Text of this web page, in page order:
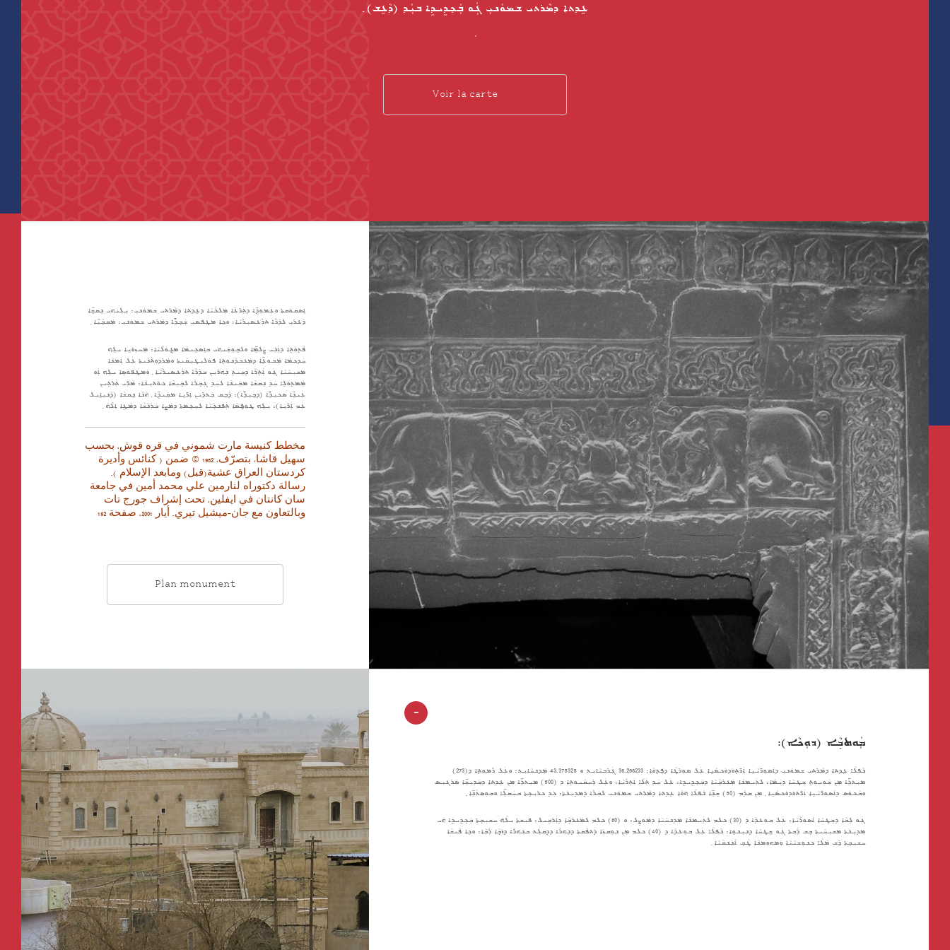
ܥܹܕܬܐ ܕܡܵܪܬܝ ܫܡܘܿܢܝܼ ܓܲܘ ܒܲܟ݂ܕܹܝܕܹܐ ܒܝܲܕ (ܕܵܥܹܫ) ݂
Voir la carte
ܐܸܣܩܘܿܩܬܐ ܘܥܲܡܘܼܕܹ̈ܐ ܕܬܲܪܥܵܐ ܡܲܠܟܵܝܵܐ ܕܥܹܕܬܐ ܕܡܵܪܬܝ ܫܡܘܿܢܝܼ: ܝܼܠܲܝܗܝ ܢܸܩܫܹ̈ܐ
ܕܵܥܪܝܼ ܠܕܵܪܵܐ ܬܪܲܥܣܝܼܪܵܝܵܐ: ܘܟܹܐ ܡܛܲܦܣܝܼ ܫܲܒ݂ܪܹ̈ܐ ܕܡܵܪܬܝ ܫܡܘܿܢܝܼ: ܡܲܩܒ݂ܵܝܹ̈ܐ ݂
ܦܵܬ݂ܘܵܬ݂ܐ ܕܐܲܢܲܝ ܨܲܠܡܹ̈ܐ ܘܠܒ݂ܘܼܫܲܝܗܝ ܒܐܸܣܟܹܝܡܵܐ ܡܓ݂ܘܿܠܵܝܵܐ: ܡܲܚܙܘܿܝܹܐ ܝܠܹܗ
ܚܲܕܟܡܵܐ ܡܲܒܘܼܥܹ̈ܐ ܕܡܲܥܒܕܵܢܘܼܬ݂ܐ ܦܘܿܠܝܼܛܝܼܩܵܝܬܐ ܘܡܲܪܕܘܼܬܵܢܵܝܬܐ ܥܲܠ ܐܲܡܢܵܐ
ܡܫܝܼܚܵܝܵܐ ܓܲܘ ܐܲܬ݂ܪܵܐ ܕܒܹܝܬ݂ ܢܲܗܪ̈ܝܼܢ ܒܕܵܪܵܐ ܬܪܲܥܣܝܼܪܵܝܵܐ ݂ ܘܲܡܛܲܦܘܿܣܹܐ ܝܠܹܗ ܐܲܘ
ܡܲܡܬ݂ܘܿܠܹܐ ܚܲܕ ܢܸܩܫܵܐ ܡܒܲܝܢܵܐ ܠܚܲܕ ܓܲܒ݂ܪܵܐ ܠܒ݂ܝܼܫܵܐ ܟܘܿܬܝܼܢܵܐ: ܡܵܪ̈ܲܝ ܬܲܪܬܹܝܢ
ܥܲܝܢܹ̈ܐ ܣܟܝܼܪܹ̈ܐ (ܕܒ݂ܝܼܪܹ̈ܐ): ܕܵܒܹܩ ܒܲܬܪܹܝܢ ܐܲܪ̈ܝܹܐ ܡܩܲܝܕܹ̈ܐ ݂ ܗܵܢܵܐ ܢܸܩܫܵܐ (ܕܵܢܝܼܐܹܝܠ
ܥܲܡ ܐܲܪ̈ܝܹܐ): ܝܼܠܹܗ ܛܘܼܦ̮ܣܵܐ ܬܲܦܢܟ݂ܵܝܵܐ ܠܚܸܟ݂ܡܬܐ ܕܡܵܨܹܐ ܒܲܪܢܵܫܵܐ ܕܡܵܛܹܐ ܐܸܠܵܗ̇ ݂
مخطط كنيسة مارت شموني في قره قوش، بحسب
سهيل قاشا، بتصرّف، 1982 © ضمن ( كنائس وأديرة
كردستان العراق عشية(قبل) ومابعد الإسلام ).
رسالة دكتوراه لنارمين علي محمد أمين في جامعة
سان كانتان في ايفلين، تحت إشراف جورج تات
وبالتعاون مع جان-ميشيل تيري. أيار 2001، صفحة 192
Plan monument
-
ܡܲܘܬܒ݂ܵܐ (ܕܘܼܟܵܐ):
ܢܵܦܠܵܐ ܥܹܕܬܐ ܕܡܵܪܬܝ ܫܡܘܿܢܝܼ ܕܐ݇ܣܘܼܪ̈ܝܵܝܹܐ ܐܲܪ̈ܬ݂ܘܿܕܘܿܟܣܵܝܹܐ ܥܲܠ ܣܘܼܪܛܵܐ ܕܦܸܬ݂ܘܵܐ: 36.266233 ܓܲܪܒܝܵܐܝܼܬ ܘ 43.375325 ܡܲܕܢܚܵܐܝܼܬ: ܘܥܲܠ ܪܵܡܘܼܬ݂ܐ ܕ(273)
ܡܝܼܬܪܹ̈ܐ ܡܼܢ ܫܲܘܝܘܼܬ݂ ܫܸܛܚܵܐ ܕܝܲܡܵܐ: ܠܬܲܝܡܢܵܐ ܡܲܥܪܒ݂ܵܝܵܐ ܕܒܲܟ݂ܕܹܝܕܹܐ: ܥܲܠ ܚܲܕ ܬܲܠܵܐ ܐܲܬ݂ܪܵܝܵܐ: ܘܥܲܠ ܪܸܚܩܵܝܘܼܬ݂ܐ ܕ (500) ܡܝܼܬܪܹ̈ܐ ܡܼܢ ܥܹܕܬܐ ܕܩܲܕܝܼܫܹ̈ܐ ܣܲܪܓܝܼܣ
ܘܒܵܟܘܿܣ ܕܐ݇ܣܘܼܪ̈ܝܵܝܹܐ ܐܲܪ̈ܬܘܿܕܘܿܟܣܵܝܹܐ ݂ ܡܼܢ ܩܕܵܡ (50) ܫܸܢܹ̈ܐ ܢܵܦܠܵܐ ܗ݇ܘܵܐ ܥܹܕܬܐ ܕܡܵܪܬܝ ܫܡܘܿܢܝܼ ܠܒܲܪܵܐ ܕܲܡܕܝܼܢ݇ܬܐ: ܟܲܕ ܟܪܝܼܟ݂ܬܐ ܒܚܲܩܠܹ̈ܐ ܘܒܘܼܣܬܵܢܹ̈ܐ ݂
ܓܲܘ ܠܸܒܵܐ ܕܫܸܛܚܵܐ ܐ݇ܣܘܼܪܵܝܵܐ: ܥܲܠ ܒܘܼܥܕܵܐ ܕ (30) ܟܠܡ ܠܬܲܝܡܢܵܐ ܡܲܕܢܚܵܝܵܐ ܕܡܲܘܨܸܠ: ܘ (80) ܟܠܡ ܠܡܲܥܪܒ݂ܵܐ ܕܐܲܪܒܹܝܠ: ܦܝܼܫܬܐ ܝܠܵܗ̇ ܚܫܝܼܒ݂ܬܐ ܒܲܟ݂ܕܹܝܕܹܐ ܗܿܝ
ܡܕܝܼܢ݇ܬܐ ܡܫܝܼܚܵܝܬܐ ܒܸܫ ܪܲܒܬܐ ܓܲܘ ܫܸܛܚܵܐ ܕܢܝܼܢܘܹܐ: ܢܵܦܠܵܐ ܥܲܠ ܒܘܼܥܕܵܐ ܕ (40) ܟܠܡ ܡܼܢ ܢܘܼܩܙܵܐ ܕܲܬܦܵܩܬܐ ܕܢܲܗܪܵܐ ܕܕܸܩܠܲܬ ܒܢܲܗܪܵܐ ܕܙܵܒ݂ܵܐ ܪܲܒܵܐ: ܘܟܹܐ ܦܵܝܫܵܐ
ܚܫܝܼܒ݂ܬܐ ܪܹܫ ܡܵܠܵܐ ܟܢܘܼܫܝܵܝܵܐ ܘܲܡܗܘܼܡܢܵܐ ܛܵܒ݂ ܐܵܢܲܢܩܵܝܵܐ ݂